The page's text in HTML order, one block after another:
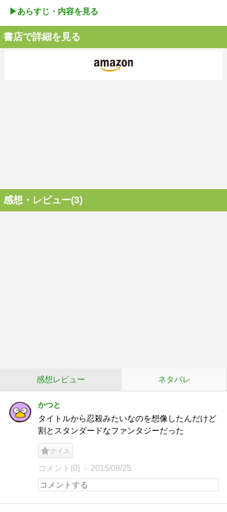
▶︎あらすじ・内容を見る
書店で詳細を見る
感想・レビュー(3)
感想レビュー ネタバレ
かつと
タイトルから忍殺みたいなのを想像したんだけど
割とスタンダードなファンタジーだった
ナイス
コメント(0) 2015/08/25